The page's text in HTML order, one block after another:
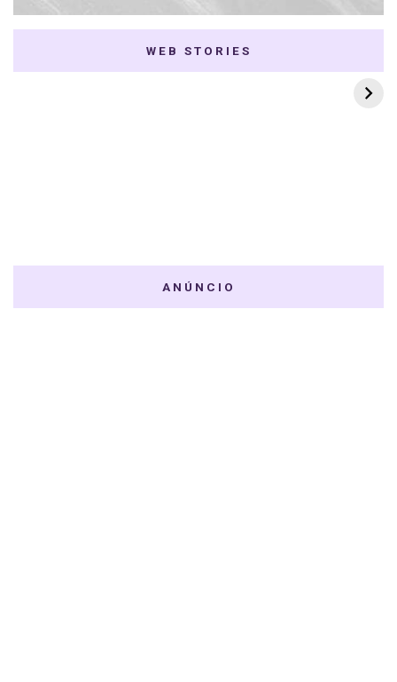
WEB STORIES
7 K-dramas Enemies
to Lovers
Thai Dramas com
First e Khaotung
ANÚNCIO